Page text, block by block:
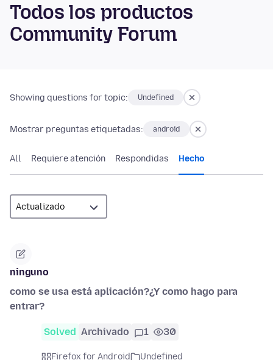
Todos los productos
Community Forum
Showing questions for topic: Undefined
Mostrar preguntas etiquetadas: android
All Requiere atención Respondidas Hecho
ninguno
como se usa está aplicación?¿Y como hago para
entrar?
Solved Archivado 1 30
Firefox for Android
Undefined